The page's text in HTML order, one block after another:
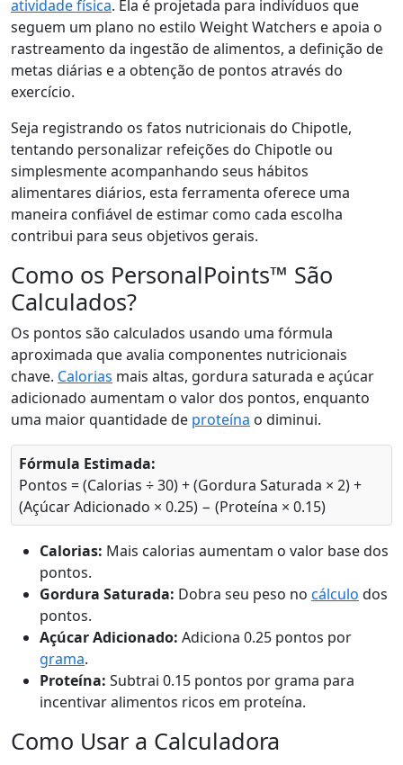
atividade física. Ela é projetada para indivíduos que
seguem um plano no estilo Weight Watchers e apoia o
rastreamento da ingestão de alimentos, a definição de
metas diárias e a obtenção de pontos através do
exercício.
Seja registrando os fatos nutricionais do Chipotle,
tentando personalizar refeições do Chipotle ou
simplesmente acompanhando seus hábitos
alimentares diários, esta ferramenta oferece uma
maneira confiável de estimar como cada escolha
contribui para seus objetivos gerais.
Como os PersonalPoints™ São
Calculados?
Os pontos são calculados usando uma fórmula
aproximada que avalia componentes nutricionais
chave. Calorias mais altas, gordura saturada e açúcar
adicionado aumentam o valor dos pontos, enquanto
uma maior quantidade de proteína o diminui.
Fórmula Estimada:
Pontos = (Calorias ÷ 30) + (Gordura Saturada × 2) +
(Açúcar Adicionado × 0.25) − (Proteína × 0.15)
Calorias: Mais calorias aumentam o valor base dos
pontos.
Gordura Saturada: Dobra seu peso no cálculo dos
pontos.
Açúcar Adicionado: Adiciona 0.25 pontos por
grama.
Proteína: Subtrai 0.15 pontos por grama para
incentivar alimentos ricos em proteína.
Como Usar a Calculadora